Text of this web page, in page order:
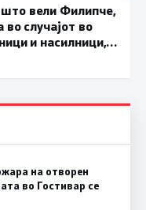
вели Филипче,
во случајот во
и насилници,
на отворен
во Гостивар се